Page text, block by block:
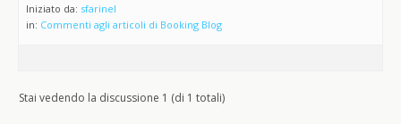
Iniziato da: sfarinel
in: Commenti agli articoli di Booking Blog
Stai vedendo la discussione 1 (di 1 totali)